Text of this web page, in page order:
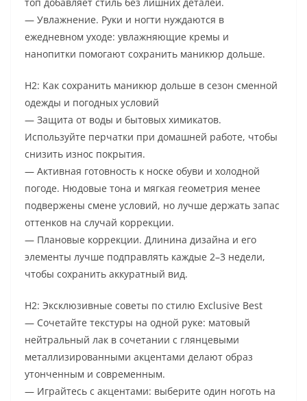
— Увлажнение. Руки и ногти нуждаются в
ежедневном уходе: увлажняющие кремы и
нанопитки помогают сохранить маникюр дольше.
H2: Как сохранить маникюр дольше в сезон сменной
одежды и погодных условий
— Защита от воды и бытовых химикатов.
Используйте перчатки при домашней работе, чтобы
снизить износ покрытия.
— Активная готовность к носке обуви и холодной
погоде. Нюдовые тона и мягкая геометрия менее
подвержены смене условий, но лучше держать запас
оттенков на случай коррекции.
— Плановые коррекции. Длинина дизайна и его
элементы лучше подправлять каждые 2–3 недели,
чтобы сохранить аккуратный вид.
H2: Эксклюзивные советы по стилю Exclusive Best
— Сочетайте текстуры на одной руке: матовый
нейтральный лак в сочетании с глянцевыми
металлизированными акцентами делают образ
утонченным и современным.
— Играйтесь с акцентами: выберите один ноготь на